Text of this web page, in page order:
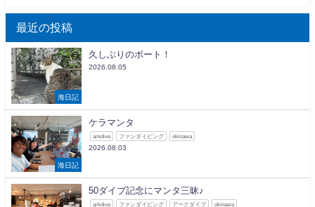
最近の投稿
海日記
久しぶりのボート！
2026.08.05
海日記
ケラマンタ
arkdive ファンダイビング okinawa
2026.08.03
50ダイブ記念にマンタ三昧♪
arkdive ファンダイビング アークダイブ okinawa